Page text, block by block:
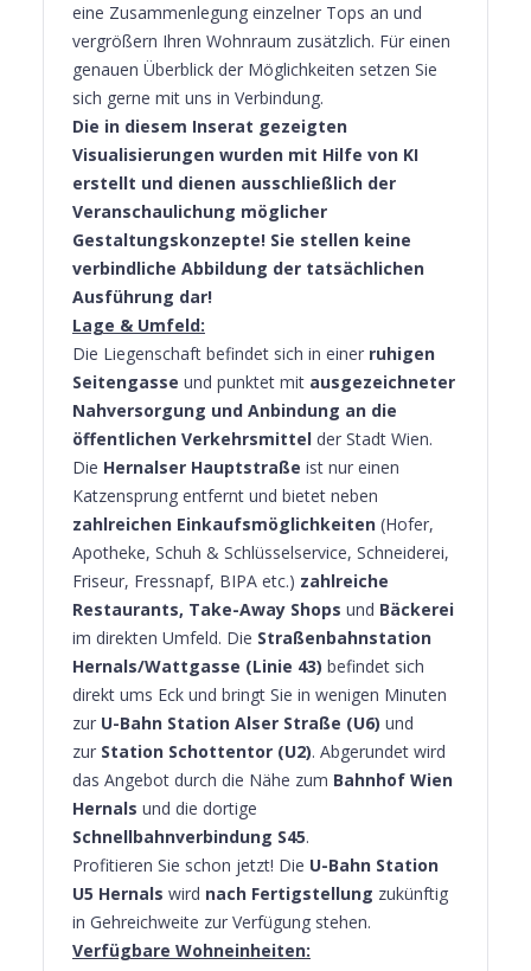
eine Zusammenlegung einzelner Tops an und
vergrößern Ihren Wohnraum zusätzlich. Für einen
genauen Überblick der Möglichkeiten setzen Sie
sich gerne mit uns in Verbindung.
Die in diesem Inserat gezeigten
Visualisierungen wurden mit Hilfe von KI
erstellt und dienen ausschließlich der
Veranschaulichung möglicher
Gestaltungskonzepte! Sie stellen keine
verbindliche Abbildung der tatsächlichen
Ausführung dar!
Lage & Umfeld:
Die Liegenschaft befindet sich in einer ruhigen
Seitengasse und punktet mit ausgezeichneter
Nahversorgung und Anbindung an die
öffentlichen Verkehrsmittel der Stadt Wien.
Die Hernalser Hauptstraße ist nur einen
Katzensprung entfernt und bietet neben
zahlreichen Einkaufsmöglichkeiten (Hofer,
Apotheke, Schuh & Schlüsselservice, Schneiderei,
Friseur, Fressnapf, BIPA etc.) zahlreiche
Restaurants, Take-Away Shops und Bäckerei
im direkten Umfeld. Die Straßenbahnstation
Hernals/Wattgasse (Linie 43) befindet sich
direkt ums Eck und bringt Sie in wenigen Minuten
zur U-Bahn Station Alser Straße (U6) und
zur Station Schottentor (U2). Abgerundet wird
das Angebot durch die Nähe zum Bahnhof Wien
Hernals und die dortige
Schnellbahnverbindung S45.
Profitieren Sie schon jetzt! Die U-Bahn Station
U5 Hernals wird nach Fertigstellung zukünftig
in Gehreichweite zur Verfügung stehen.
Verfügbare Wohneinheiten: